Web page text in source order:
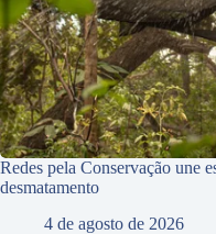
Redes pela Conservação une
desmatamento
4 de agosto de 2026